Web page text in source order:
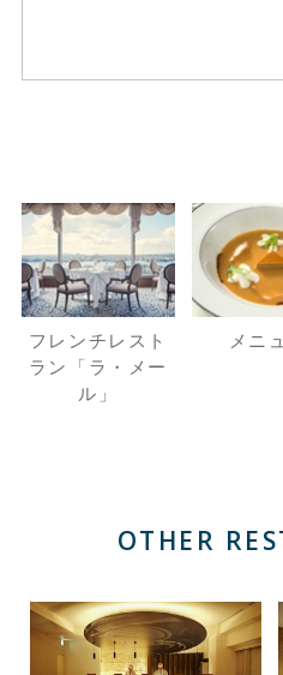
フレンチレスト
ラン「ラ・メー
ル」
メニ
OTHER